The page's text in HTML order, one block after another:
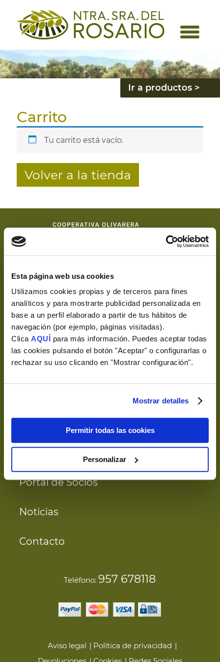
Esta página web usa cookies
Utilizamos cookies propias y de terceros para fines
analíticos y para mostrarte publicidad personalizada en
base a un perfil elaborado a partir de tus hábitos de
navegación (por ejemplo, páginas visitadas).
Clica AQUÍ para más información. Puedes aceptar todas
las cookies pulsando el botón "Aceptar" o configurarlas o
rechazar su uso clicando en "Mostrar configuración".
Mostrar detalles
Permitir todas las cookies
Personalizar
Ir a productos >
Carrito
Tu carrito está vacío.
Volver a la tienda
Esencia
Entorno
Portal de Socios
Noticias
Contacto
Teléfono:957 678118
Aviso legal
Política de privacidad